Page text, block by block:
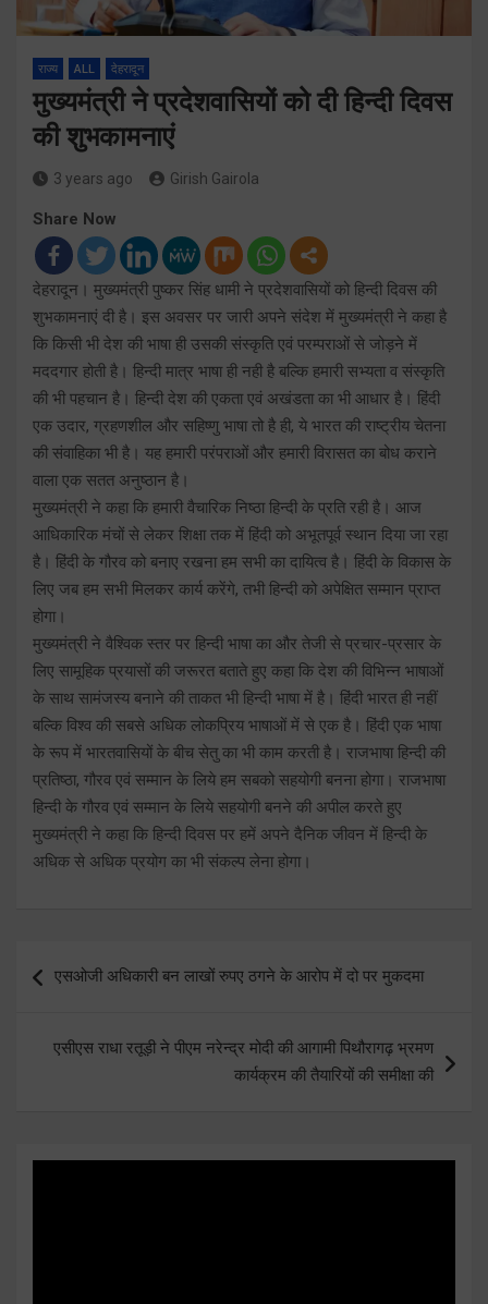
राज्य ALL देहरादून
मुख्यमंत्री ने प्रदेशवासियों को दी हिन्दी दिवस
की शुभकामनाएं
3 years ago Girish Gairola
Share Now
देहरादून। मुख्यमंत्री पुष्कर सिंह धामी ने प्रदेशवासियों को हिन्दी दिवस की
शुभकामनाएं दी है। इस अवसर पर जारी अपने संदेश में मुख्यमंत्री ने कहा है
कि किसी भी देश की भाषा ही उसकी संस्कृति एवं परम्पराओं से जोड़ने में
मददगार होती है। हिन्दी मात्र भाषा ही नही है बल्कि हमारी सभ्यता व संस्कृति
की भी पहचान है। हिन्दी देश की एकता एवं अखंडता का भी आधार है। हिंदी
एक उदार, ग्रहणशील और सहिष्णु भाषा तो है ही, ये भारत की राष्ट्रीय चेतना
की संवाहिका भी है। यह हमारी परंपराओं और हमारी विरासत का बोध कराने
वाला एक सतत अनुष्ठान है।
मुख्यमंत्री ने कहा कि हमारी वैचारिक निष्ठा हिन्दी के प्रति रही है। आज
आधिकारिक मंचों से लेकर शिक्षा तक में हिंदी को अभूतपूर्व स्थान दिया जा रहा
है। हिंदी के गौरव को बनाए रखना हम सभी का दायित्व है। हिंदी के विकास के
लिए जब हम सभी मिलकर कार्य करेंगे, तभी हिन्दी को अपेक्षित सम्मान प्राप्त
होगा।
मुख्यमंत्री ने वैश्विक स्तर पर हिन्दी भाषा का और तेजी से प्रचार-प्रसार के
लिए सामूहिक प्रयासों की जरूरत बताते हुए कहा कि देश की विभिन्न भाषाओं
के साथ सामंजस्य बनाने की ताकत भी हिन्दी भाषा में है। हिंदी भारत ही नहीं
बल्कि विश्व की सबसे अधिक लोकप्रिय भाषाओं में से एक है। हिंदी एक भाषा
के रूप में भारतवासियों के बीच सेतु का भी काम करती है। राजभाषा हिन्दी की
प्रतिष्ठा, गौरव एवं सम्मान के लिये हम सबको सहयोगी बनना होगा। राजभाषा
हिन्दी के गौरव एवं सम्मान के लिये सहयोगी बनने की अपील करते हुए
मुख्यमंत्री ने कहा कि हिन्दी दिवस पर हमें अपने दैनिक जीवन में हिन्दी के
अधिक से अधिक प्रयोग का भी संकल्प लेना होगा।
navigation
एसओजी अधिकारी बन लाखों रुपए ठगने के आरोप में दो पर मुकदमा
एसीएस राधा रतूड़ी ने पीएम नरेन्द्र मोदी की आगामी पिथौरागढ़ भ्रमण
कार्यक्रम की तैयारियों की समीक्षा की